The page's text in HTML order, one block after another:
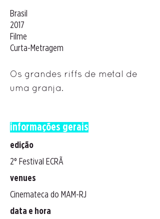
Brasil
2017
Filme
Curta-Metragem
Os grandes riffs de metal de
uma granja.
informações gerais
edição
2° Festival ECRÃ
venues
Cinemateca do MAM-RJ
data e hora